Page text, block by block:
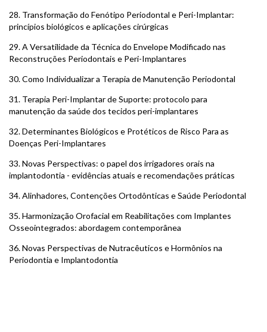
28. Transformação do Fenótipo Periodontal e Peri-Implantar:
princípios biológicos e aplicações cirúrgicas
29.A Versatilidade da Técnica do Envelope Modificado nas
Reconstruções Periodontais e Peri-Implantares
30.Como Individualizar a Terapia de Manutenção Periodontal
31. Terapia Peri-Implantar de Suporte: protocolo para
manutenção da saúde dos tecidos peri-implantares
32.Determinantes Biológicos e Protéticos de Risco Para as
Doenças Peri-Implantares
33.Novas Perspectivas: o papel dos irrigadores orais na
implantodontia - evidências atuais e recomendações práticas
34.Alinhadores, Contenções Ortodônticas e Saúde Periodontal
35.Harmonização Orofacial em Reabilitações com Implantes
Osseointegrados: abordagem contemporânea
36.Novas Perspectivas de Nutracêuticos e Hormônios na
Periodontia e Implantodontia